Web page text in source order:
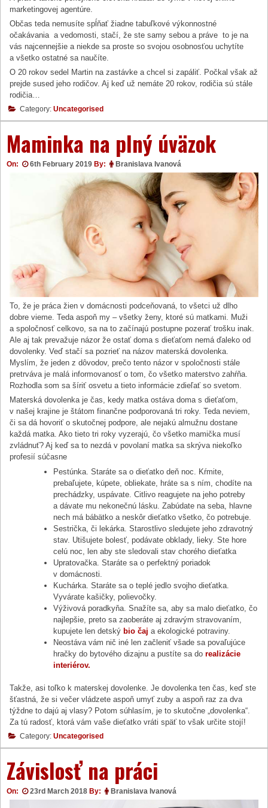
marketingovej agentúre.
Občas teda nemusíte spĺňať žiadne tabuľkové výkonnostné
očakávania a vedomosti, stačí, že ste samy sebou a práve to je na
vás najcennejšie a niekde sa proste so svojou osobnosťou uchytíte
a všetko ostatné sa naučíte.
O 20 rokov sedel Martin na zastávke a chcel si zapáliť. Počkal však až
prejde sused jeho rodičov. Aj keď už nemáte 20 rokov, rodičia sú stále
rodičia…
Category: Uncategorised
Maminka na plný úväzok
On: 6th February 2019 By: Branislava Ivanová
To, že je práca žien v domácnosti podceňovaná, to všetci už dlho
dobre vieme. Teda aspoň my – všetky ženy, ktoré sú matkami. Muži
a spoločnosť celkovo, sa na to začínajú postupne pozerať trošku inak.
Ale aj tak prevažuje názor že ostať doma s dieťaťom nemá ďaleko od
dovolenky. Veď stačí sa pozrieť na názov materská dovolenka.
Myslím, že jeden z dôvodov, prečo tento názor v spoločnosti stále
pretrváva je malá informovanosť o tom, čo všetko materstvo zahŕňa.
Rozhodla som sa šíriť osvetu a tieto informácie zdieľať so svetom.
Materská dovolenka je čas, kedy matka ostáva doma s dieťaťom,
v našej krajine je štátom finančne podporovaná tri roky. Teda neviem,
či sa dá hovoriť o skutočnej podpore, ale nejakú almužnu dostane
každá matka. Ako tieto tri roky vyzerajú, čo všetko mamička musí
zvládnuť? Aj keď sa to nezdá v povolaní matka sa skrýva niekoľko
profesií súčasne
Pestúnka. Staráte sa o dieťatko deň noc. Kŕmite,
prebaľujete, kúpete, obliekate, hráte sa s ním, chodíte na
prechádzky, uspávate. Citlivo reagujete na jeho potreby
a dávate mu nekonečnú lásku. Zabúdate na seba, hlavne
nech má bábätko a neskôr dieťatko všetko, čo potrebuje.
Sestrička, či lekárka. Starostlivo sledujete jeho zdravotný
stav. Utišujete bolesť, podávate obklady, lieky. Ste hore
celú noc, len aby ste sledovali stav chorého dieťatka
Upratovačka. Staráte sa o perfektný poriadok
v domácnosti.
Kuchárka. Staráte sa o teplé jedlo svojho dieťatka.
Vyvárate kašičky, polievočky.
Výživová poradkyňa. Snažíte sa, aby sa malo dieťatko, čo
najlepšie, preto sa zaoberáte aj zdravým stravovaním,
kupujete len detskýbio čaj a ekologické potraviny.
Neostáva vám nič iné len začleniť všade sa povaľujúce
hračky do bytového dizajnu a pustíte sa dorealizácie
interiérov.
Takže, asi toľko k materskej dovolenke. Je dovolenka ten čas, keď ste
šťastná, že si večer vládzete aspoň umyť zuby a aspoň raz za dva
týždne to dajú aj vlasy? Potom súhlasím, je to skutočne „dovolenka“.
Za tú radosť, ktorá vám vaše dieťatko vráti späť to však určite stojí!
Category: Uncategorised
Závislosť na práci
On: 23rd March 2018 By: Branislava Ivanová